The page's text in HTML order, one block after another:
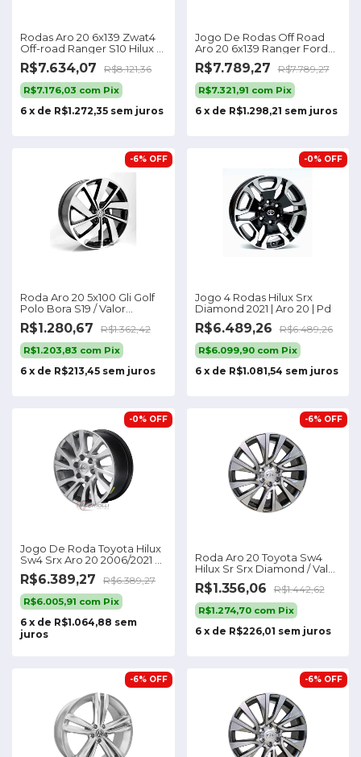
Rodas Aro 20 6x139 Zwat4
Off-road Ranger S10 Hilux /
4 Rodas Cor Preta Fosca
R$7.634,07 R$8.121,36
R$7.176,03 com Pix
6 x de R$1.272,35 sem juros
Jogo De Rodas Off Road
Aro 20 6x139 Ranger Ford
Texas M31 Cor Grafite Fosco
Borda Preta 6x139
R$7.789,27 R$7.789,27
R$7.321,91 com Pix
6 x de R$1.298,21 sem juros
Roda Aro 20 5x100 Gli Golf
Polo Bora S19 / Valor
Unitário
-6% OFF
R$1.280,67 R$1.362,42
R$1.203,83 com Pix
6 x de R$213,45 sem juros
Jogo 4 Rodas Hilux Srx
Diamond 2021 | Aro 20 | Pd
-0% OFF
R$6.489,26 R$6.489,26
R$6.099,90 com Pix
6 x de R$1.081,54 sem juros
Jogo De Roda Toyota Hilux
Sw4 Srx Aro 20 2006/2021 +
Bicos
-0% OFF
R$6.389,27 R$6.389,27
R$6.005,91 com Pix
6 x de R$1.064,88 sem
juros
Roda Aro 20 Toyota Sw4
Hilux Sr Srx Diamond / Valor
Unitário
-6% OFF
R$1.356,06 R$1.442,62
R$1.274,70 com Pix
6 x de R$226,01 sem juros
-6% OFF -6% OFF